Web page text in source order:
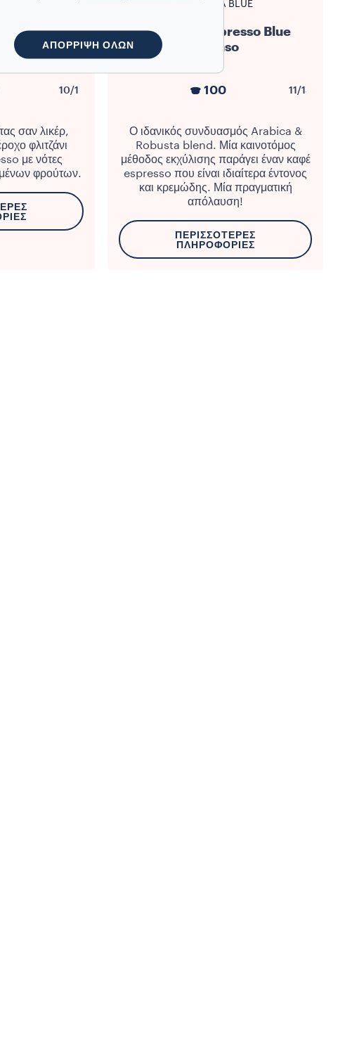
Espresso
10/13
σαν λικέρ,
φλιτζάνι
με νότες
φρούτων.
ΣΎΣΤΗΜΑ BLUE
Κάψουλες Espresso Blue
Intenso
100 11/13
Ο ιδανικός συνδυασμός Arabica &
Robusta blend. Μία καινοτόμος
μέθοδος εκχύλισης παράγει έναν καφέ
espresso που είναι ιδιαίτερα έντονος
και κρεμώδης. Μία πραγματική
απόλαυση!
ΠΕΡΙΣΣΌΤΕΡΕΣ
ΠΛΗΡΟΦΟΡΊΕΣ
ΑΠΟΡΡΙΨΗ ΟΛΩΝ